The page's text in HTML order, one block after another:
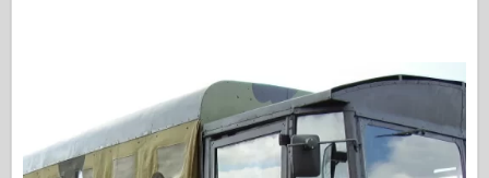
Força Aérea
Modelo AZ